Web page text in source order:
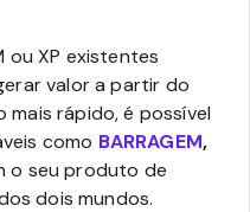
ou XP existentes
valor a partir do
mais rápido, é possível
como BARRAGEM,
o seu produto de
dois mundos.